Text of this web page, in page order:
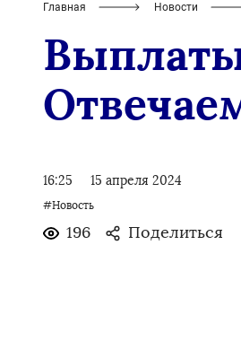
Главная Новости
16:25 15 апреля 2024
#Новость
196 Поделиться